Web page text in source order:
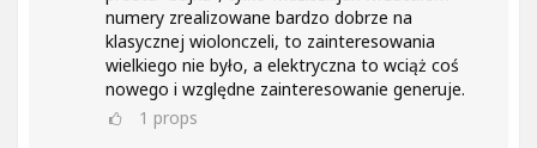
numery zrealizowane bardzo dobrze na
klasycznej wiolonczeli, to zainteresowania
wielkiego nie było, a elektryczna to wciąż coś
nowego i względne zainteresowanie generuje.
1 props